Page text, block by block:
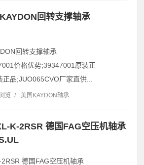
回转支撑轴承
回转支撑轴承
价格优势;39347001原装正
品;JUO065CVO厂家直供...
览 / 美国KAYDON轴承
K-2RSR 德国FAG空压机轴承
德国FAG空压机轴承